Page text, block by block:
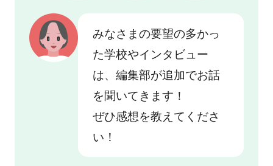
みなさまの要望の多かっ
た学校やインタビュー
は、編集部が追加でお話
を聞いてきます！
ぜひ感想を教えてくださ
い！